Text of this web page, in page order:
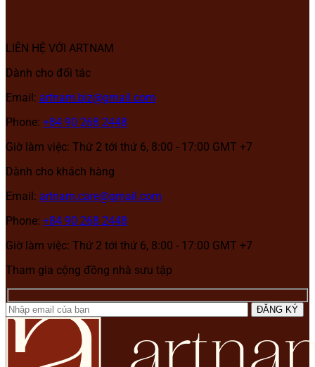
LIÊN HỆ VỚI ARTNAM
Dành cho đối tác
Email: artnam.biz@gmail.com
Phone: +84 90 268 2448
Giờ làm việc: Thứ 2 tới thứ 6, 8:00 - 17:00 GMT +7
Dành cho khách hàng
Email: artnam.care@gmail.com
Phone: +84 90 268 2448
Giờ làm việc: Thứ 2 tới thứ 6, 8:00 - 17:00 GMT +7
Tham gia cộng đồng nhà sưu tập